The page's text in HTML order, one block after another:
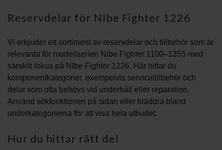
Reservdelar för NIbe Fighter 1226
Vi erbjuder ett sortiment av reservdelar och tillbehör som är
relevanta för modellserien Nibe Fighter 1100–1355 med
särskilt fokus på NIbe Fighter 1226. Här hittar du
komponentkategorier, exempelvis servicetillbehör och
delar som ofta behövs vid underhåll eller reparation.
Använd sökfunktionen på sidan eller bläddra bland
underkategorierna för att visa hela utbudet.
Hur du hittar rätt del